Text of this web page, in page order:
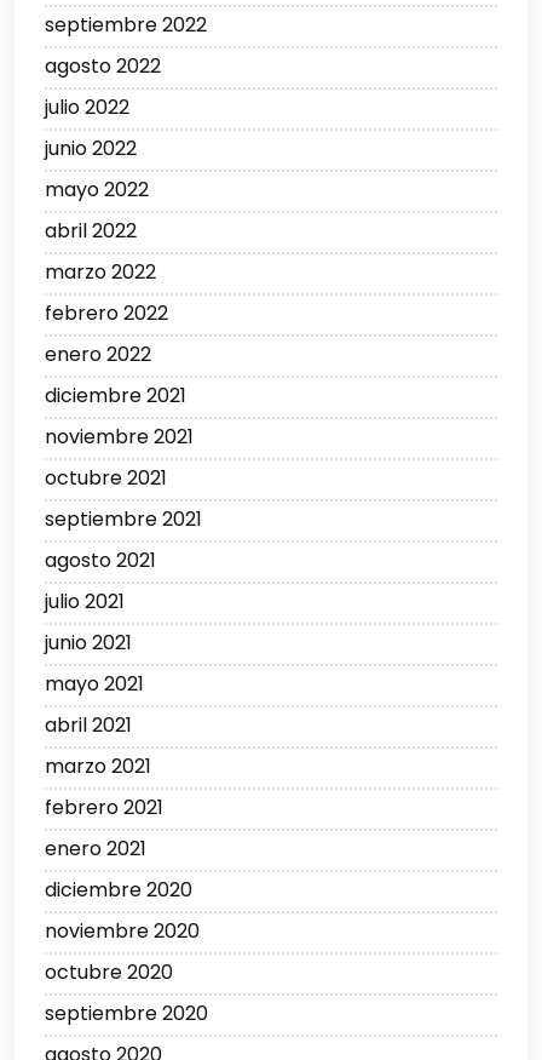
septiembre 2022
agosto 2022
julio 2022
junio 2022
mayo 2022
abril 2022
marzo 2022
febrero 2022
enero 2022
diciembre 2021
noviembre 2021
octubre 2021
septiembre 2021
agosto 2021
julio 2021
junio 2021
mayo 2021
abril 2021
marzo 2021
febrero 2021
enero 2021
diciembre 2020
noviembre 2020
octubre 2020
septiembre 2020